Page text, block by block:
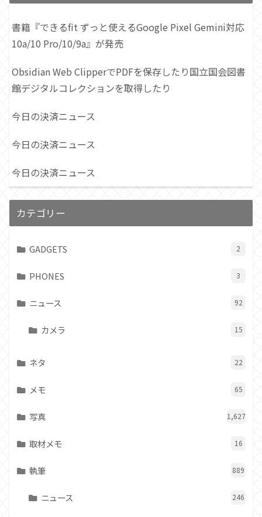
書籍『できるfit ずっと使えるGoogle Pixel Gemini対応
10a/10 Pro/10/9a』が発売
Obsidian Web ClipperでPDFを保存したり国立国会図書
館デジタルコレクションを取得したり
今日の決済ニュース
今日の決済ニュース
今日の決済ニュース
カテゴリー
GADGETS 2
PHONES 3
ニュース 92
カメラ 15
ネタ 22
メモ 65
写真 1,627
取材メモ 16
執筆 889
ニュース 246